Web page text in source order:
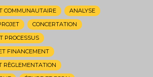
COMMUNAUTAIRE
ANALYSE
CONCERTATION
PROCESSUS
FINANCEMENT
RÈGLEMENTATION